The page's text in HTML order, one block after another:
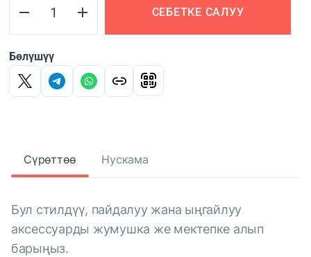
СЕБЕТКЕ САЛУУ
Бөлүшүү
Сүрөттөө Нускама
Бул стилдүү, пайдалуу жана ыңгайлуу
аксессуарды жумушка же мектепке алып
барыңыз.